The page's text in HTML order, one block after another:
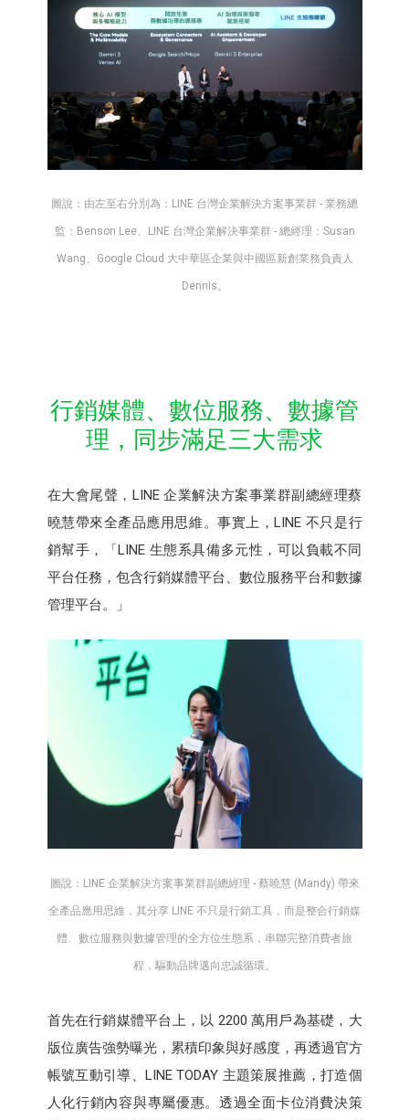
圖說：由左至右分別為：LINE 台灣企業解決方案事業群 - 業務總
監：Benson Lee、LINE 台灣企業解決事業群 - 總經理：Susan
Wang、Google Cloud 大中華區企業與中國區新創業務負責人
Dennis。
行銷媒體、數位服務、數據管
理，同步滿足三大需求
在大會尾聲，LINE 企業解決方案事業群副總經理蔡
曉慧帶來全產品應用思維。事實上，LINE 不只是行
銷幫手，「LINE 生態系具備多元性，可以負載不同
平台任務，包含行銷媒體平台、數位服務平台和數據
管理平台。」
圖說：LINE 企業解決方案事業群副總經理 - 蔡曉慧 (Mandy) 帶來
全產品應用思維，其分享 LINE 不只是行銷工具，而是整合行銷媒
體、數位服務與數據管理的全方位生態系，串聯完整消費者旅
程，驅動品牌邁向忠誠循環。
首先在行銷媒體平台上，以 2200 萬用戶為基礎，大
版位廣告強勢曝光，累積印象與好感度，再透過官方
帳號互動引導、LINE TODAY 主題策展推薦，打造個
人化行銷內容與專屬優惠。透過全面卡位消費決策